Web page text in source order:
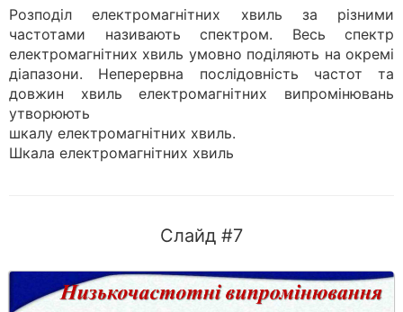
Розподіл електромагнітних хвиль за різними
частотами називають спектром. Весь спектр
електромагнітних хвиль умовно поділяють на окремі
діапазони. Неперервна послідовність частот та
довжин хвиль електромагнітних випромінювань
утворюють
шкалу електромагнітних хвиль.
Шкала електромагнітних хвиль
Слайд #7